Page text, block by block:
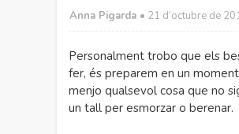
Anna Pigarda • 21 d’octubre de
Personalment trobo que els
fer, és preparem en un
menjo qualsevol cosa que no
un tall per esmorzar o berenar.